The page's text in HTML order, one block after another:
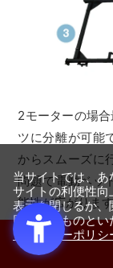
2モーターの場
ツに分離が可能
からスムーズに
問題で電動ベッ
能性が広がりま
当サイトでは、
サイトの利便性
表示を閉じるか、
同意するものと
ライバシーポリシ